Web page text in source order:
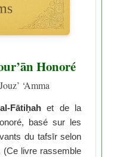
Honoré
‘Amma
al-Fātiḥahet de la
basé sur les
du tafsīr selon
(Ce livre rassemble